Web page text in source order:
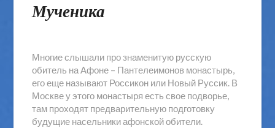
Мученика
Многие слышали про знаменитую русскую
обитель на Афоне – Пантелеимонов монастырь,
его еще называют Россикон или Новый Руссик. В
Москве у этого монастыря есть свое подворье,
там проходят предварительную подготовку
будущие насельники афонской обители.